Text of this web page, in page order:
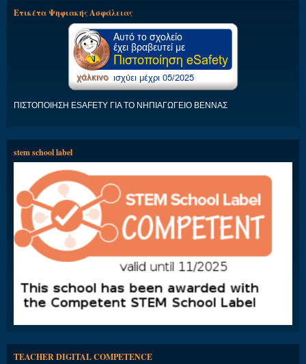
Ετικέτα Ψηφιακής Ασφάλειας
ΠΙΣΤΟΠΟΙΗΣΗ ESAFETY ΓΙΑ ΤΟ ΝΗΠΙΑΓΩΓΕΙΟ ΒΕΝΝΑΣ
stem school label
TEACHER DIGITAL COMPETENCE